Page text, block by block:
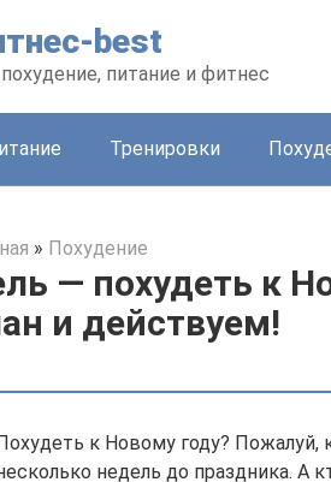
best
питание и фитнес
Тренировки
» Похудение
— похудеть к
и действуем!
к Новому году? Пожалуй,
недель до праздника. А